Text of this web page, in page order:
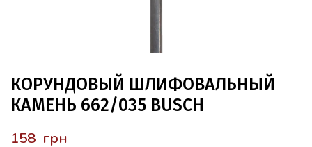
КОРУНДОВЫЙ ШЛИФОВАЛЬНЫЙ
КАМЕНЬ 662/035 BUSCH
грн